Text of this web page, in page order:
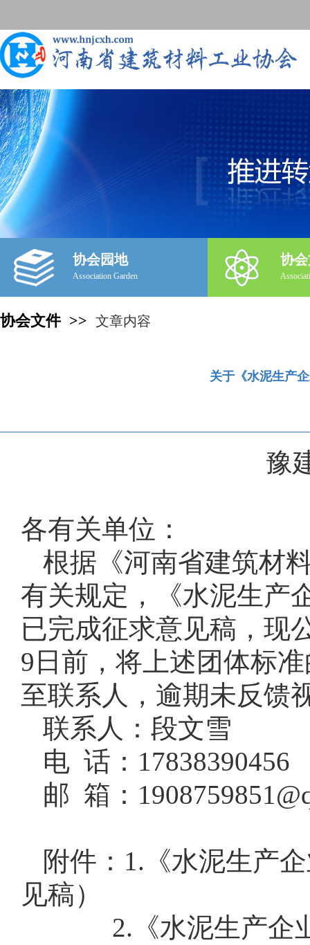
协会园地
Association Garden
协
协会文件 >> 文章内容
关于《水泥生产
豫
各有关单位：
根据《河南省建筑材
有关规定，《水泥生产
已完成征求意见稿，现
9日前，将上述团体标
至联系人，逾期未反馈
联系人：段文雪
电 话：17838390456
邮 箱：
附件：1.《水泥生产
见稿）
2.《水泥生产企业